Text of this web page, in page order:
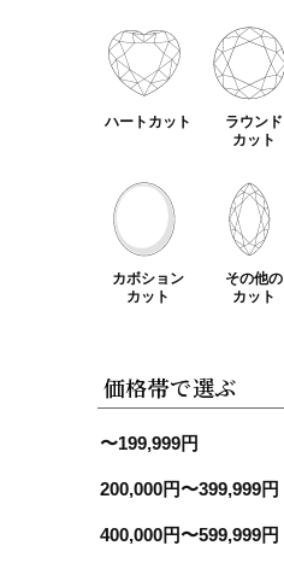
ハートカット
ラウンド
カット
カボション
カット
その他の
カット
価格帯で選ぶ
〜199,999円
200,000円〜399,999円
400,000円〜599,999円